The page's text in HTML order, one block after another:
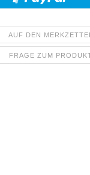
AUF DEN MERKZETTEL
FRAGE ZUM